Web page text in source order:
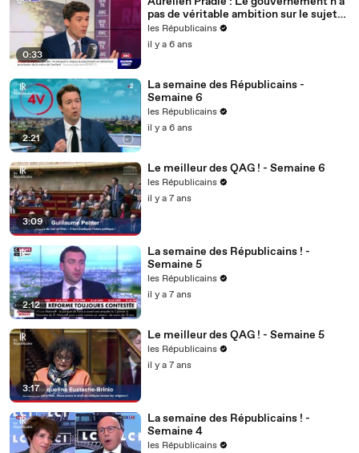
0:33
pas de véritable ambition sur le sujet
du handicap.
les Républicains
il y a 6 ans
2:21
La semaine des Républicains -
Semaine 6
les Républicains
il y a 6 ans
3:09
Le meilleur des QAG ! - Semaine 6
les Républicains
il y a 7 ans
2:12
La semaine des Républicains ! -
Semaine 5
les Républicains
il y a 7 ans
3:17
Le meilleur des QAG ! - Semaine 5
les Républicains
il y a 7 ans
La semaine des Républicains ! -
Semaine 4
les Républicains